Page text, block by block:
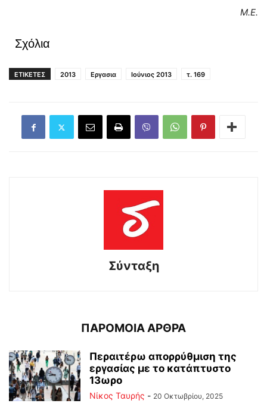
M.E.
Σχόλια
ΕΤΙΚΕΤΕΣ 2013 Εργασια Ιούνιος 2013 τ. 169
Σύνταξη
ΠΑΡΟΜΟΙΑ ΑΡΘΡΑ
Περαιτέρω απορρύθμιση της
εργασίας με το κατάπτυστο
13ωρο
Νίκος Ταυρής - 20 Οκτωβρίου, 2025